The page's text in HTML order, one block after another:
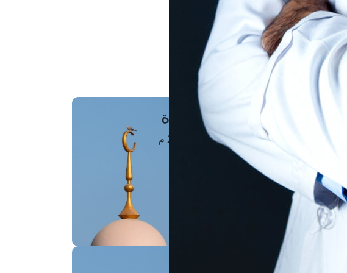
حجز موعد
الفتوى الهاتفية
مَواقِيتُ الصَّـــلاة
القاهرة · 08 أغسطس 2026 م
4 :42
4:37